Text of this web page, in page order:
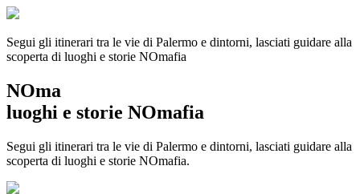
Segui gli itinerari tra le vie di Palermo e dintorni, lasciati guidare alla
scoperta di luoghi e storie NOmafia
NOma
luoghi e storie NOmafia
Segui gli itinerari tra le vie di Palermo e dintorni, lasciati guidare alla
scoperta di luoghi e storie NOmafia.